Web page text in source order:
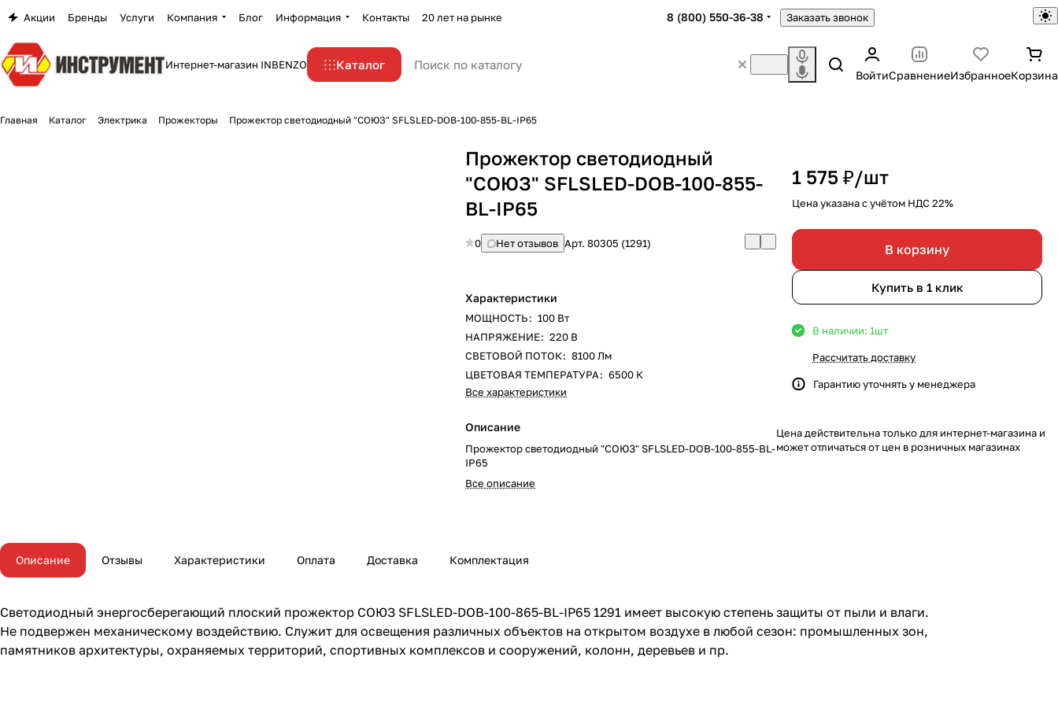
Акции Бренды Услуги Компания Блог Информация Контакты 20 лет на рынке 8 (800) 550-36-38 Заказать звонок
Интернет-магазин INBENZO Каталог
ВойтиСравнениеИзбранноеКорзина
Главная Каталог Электрика Прожекторы Прожектор светодиодный "СОЮЗ" SFLSLED-DOB-100-855-BL-IP65
Прожектор светодиодный
"СОЮЗ" SFLSLED-DOB-100-855-
BL-IP65
0 Нет отзывов Арт.80305 (1291)
Характеристики
МОЩНОСТЬ: 100 Вт
НАПРЯЖЕНИЕ: 220 В
СВЕТОВОЙ ПОТОК: 8100 Лм
ЦВЕТОВАЯ ТЕМПЕРАТУРА: 6500 К
Все характеристики
Описание
Прожектор светодиодный "СОЮЗ" SFLSLED-DOB-100-855-BL-
IP65
Все описание
1 575 ₽/шт
Цена указана с учётом НДС 22%
В корзину
Купить в 1 клик
В наличии: 1шт
Рассчитать доставку
Гарантию уточнять у менеджера
Цена действительна только для интернет-магазина и
может отличаться от цен в розничных магазинах
Описание Отзывы Характеристики Оплата Доставка Комплектация
Светодиодный энергосберегающий плоский прожектор СОЮЗ SFLSLED-DOB-100-865-BL-IP65 1291 имеет высокую степень защиты от пыли и влаги.
Не подвержен механическому воздействию. Служит для освещения различных объектов на открытом воздухе в любой сезон: промышленных зон,
памятников архитектуры, охраняемых территорий, спортивных комплексов и сооружений, колонн, деревьев и пр.